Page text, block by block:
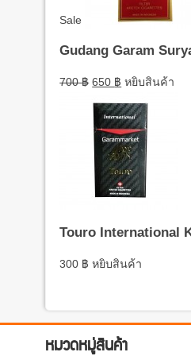
Sale
Gudang Garam
700฿ 650 ฿ หยิบสินค้า
Touro International
300 ฿ หยิบสินค้า
หมวดหมู่สินค้า